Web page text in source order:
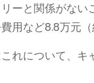
ーと関係がない
用など8.8万元
れについて、